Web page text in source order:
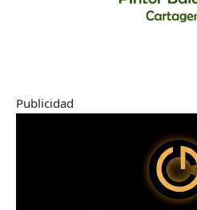
Publicidad